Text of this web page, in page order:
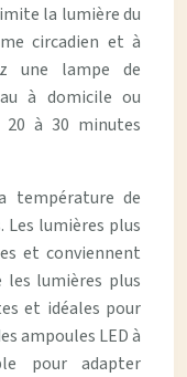
la lumière du
circadien et à
une lampe de
à domicile ou
à 30 minutes
température de
Les lumières plus
et conviennent
les lumières plus
et idéales pour
ampoules LED à
pour adapter